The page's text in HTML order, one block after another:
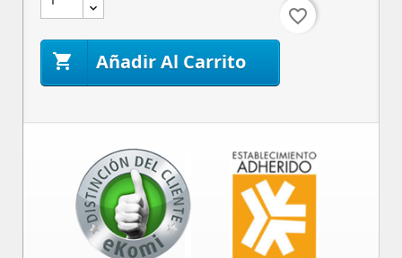
 Añadir Al Carrito
favorite_border